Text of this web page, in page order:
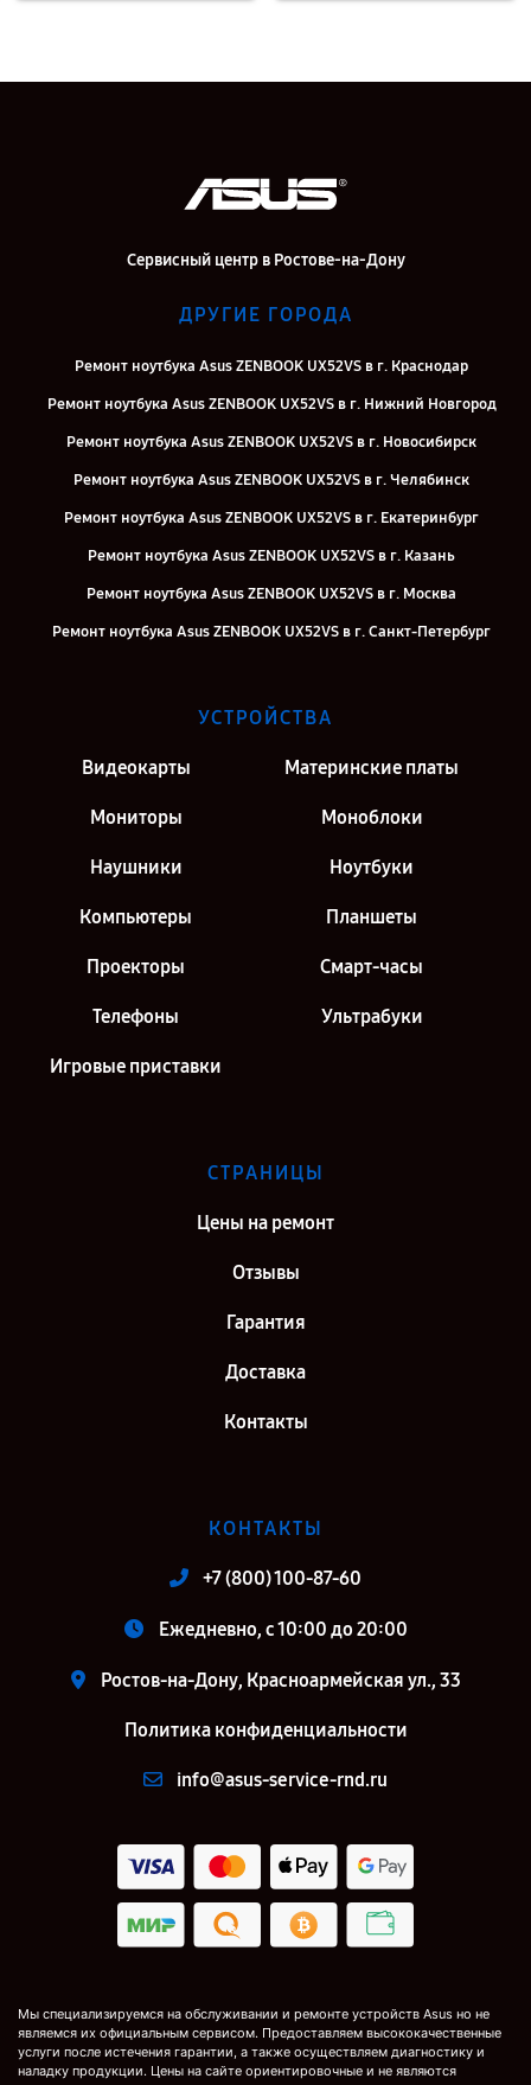
Сервисный центр в Ростове-на-Дону
ДРУГИЕ ГОРОДА
Ремонт ноутбука Asus ZENBOOK UX52VS в г. Краснодар
Ремонт ноутбука Asus ZENBOOK UX52VS в г. Нижний Новгород
Ремонт ноутбука Asus ZENBOOK UX52VS в г. Новосибирск
Ремонт ноутбука Asus ZENBOOK UX52VS в г. Челябинск
Ремонт ноутбука Asus ZENBOOK UX52VS в г. Екатеринбург
Ремонт ноутбука Asus ZENBOOK UX52VS в г. Казань
Ремонт ноутбука Asus ZENBOOK UX52VS в г. Москва
Ремонт ноутбука Asus ZENBOOK UX52VS в г. Санкт-Петербург
УСТРОЙСТВА
Видеокарты Материнские платы
Мониторы Моноблоки
Наушники Ноутбуки
Компьютеры Планшеты
Проекторы Смарт-часы
Телефоны Ультрабуки
Игровые приставки
СТРАНИЦЫ
Цены на ремонт
Отзывы
Гарантия
Доставка
Контакты
КОНТАКТЫ
+7 (800) 100-87-60
Ежедневно, с 10:00 до 20:00
Ростов-на-Дону, Красноармейская ул., 33
Политика конфиденциальности
info@asus-service-rnd.ru
Мы специализируемся на обслуживании и ремонте устройств Asus но не
являемся их официальным сервисом. Предоставляем высококачественные
услуги после истечения гарантии, а также осуществляем диагностику и
наладку продукции. Цены на сайте ориентировочные и не являются